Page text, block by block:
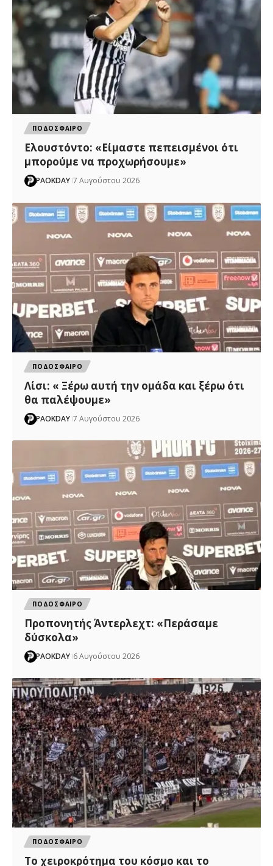
ΠΟΔΟΣΦΑΙΡΟ
Ελουστόντο: «Είμαστε πεπεισμένοι ότι
μπορούμε να προχωρήσουμε»
PAOKDAY 7 Αυγούστου 2026
ΠΟΔΟΣΦΑΙΡΟ
Λίσι: « Ξέρω αυτή την ομάδα και ξέρω ότι
θα παλέψουμε»
PAOKDAY 7 Αυγούστου 2026
ΠΟΔΟΣΦΑΙΡΟ
Προπονητής Άντερλεχτ: «Περάσαμε
δύσκολα»
PAOKDAY 6 Αυγούστου 2026
ΠΟΔΟΣΦΑΙΡΟ
Το χειροκρότημα του κόσμο και το